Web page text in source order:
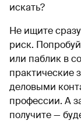
искать?
Не ищите
риск.
или паблик в
практические
деловыми
профессии. А
получите —